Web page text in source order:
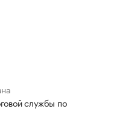
службы по